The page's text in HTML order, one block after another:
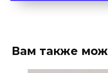
Вам также